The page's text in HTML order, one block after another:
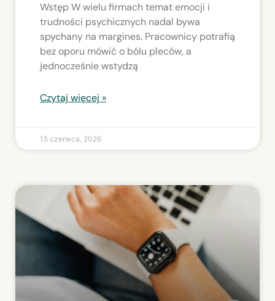
Wstęp W wielu firmach temat emocji i
trudności psychicznych nadal bywa
spychany na margines. Pracownicy potrafią
bez oporu mówić o bólu pleców, a
jednocześnie wstydzą
Czytaj więcej »
15 czerwca, 2026